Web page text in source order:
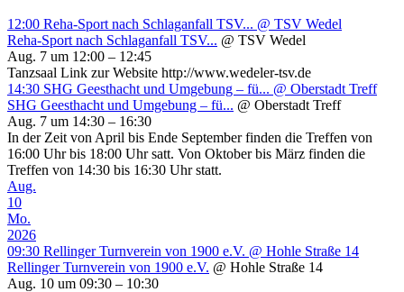
12:00 Reha-Sport nach Schlaganfall TSV... @ TSV Wedel
Reha-Sport nach Schlaganfall TSV... @ TSV Wedel
Aug. 7 um 12:00 – 12:45
Tanzsaal Link zur Website http://www.wedeler-tsv.de
14:30 SHG Geesthacht und Umgebung – fü... @ Oberstadt Treff
SHG Geesthacht und Umgebung – fü... @ Oberstadt Treff
Aug. 7 um 14:30 – 16:30
In der Zeit von April bis Ende September finden die Treffen von
16:00 Uhr bis 18:00 Uhr satt. Von Oktober bis März finden die
Treffen von 14:30 bis 16:30 Uhr statt.
Aug.
10
Mo.
2026
09:30 Rellinger Turnverein von 1900 e.V. @ Hohle Straße 14
Rellinger Turnverein von 1900 e.V. @ Hohle Straße 14
Aug. 10 um 09:30 – 10:30